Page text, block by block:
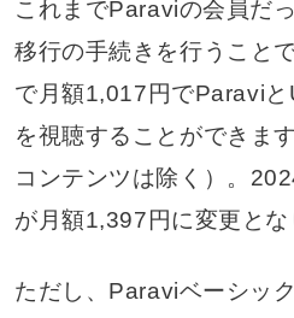
これまでParaviの会員だ
移行の手続きを行うこと
で月額1,017円でParavi
を視聴することができま
コンテンツは除く）。
が月額1,397円に変更とな
ただし、Paraviベーシッ